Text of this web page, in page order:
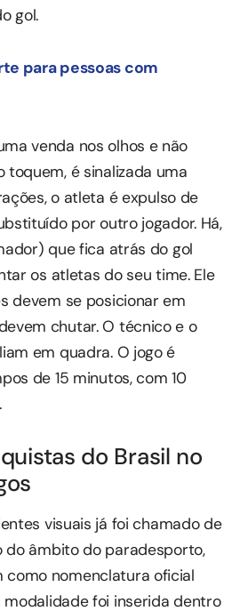
gol.
para pessoas com
venda nos olhos e não
é sinalizada uma
o atleta é expulso de
por outro jogador. Há,
que fica atrás do gol
os atletas do seu time. Ele
devem se posicionar em
chutar. O técnico e o
em quadra. O jogo é
de 15 minutos, com 10
do Brasil no
visuais já foi chamado de
do âmbito do paradesporto,
nomenclatura oficial
modalidade foi inserida dentro